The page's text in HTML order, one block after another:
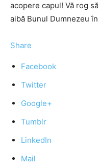
acopere capul! Vă rog
aibă Bunul Dumnezeu
Share
Facebook
Twitter
Google+
Tumblr
LinkedIn
Mail